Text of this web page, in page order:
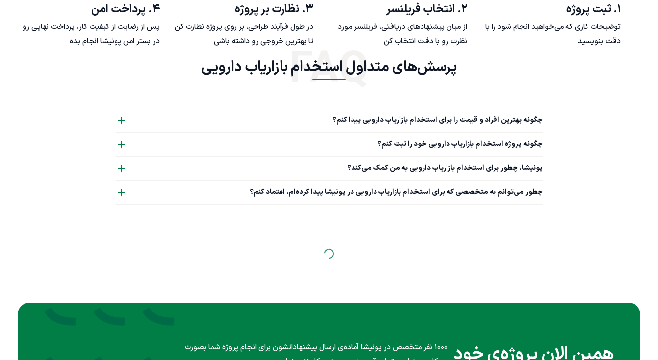
۱. ثبت پروژه
توضیحات کاری که می‌خواهید انجام شود را با
دقت بنویسید
۲. انتخاب فریلنسر
از میان پیشنهادهای دریافتی، فریلنسر مورد
نظرت رو با دقت انتخاب کن
۳. نظارت بر پروژه
در طول فرآیند طراحی، بر روی پروژه نظارت کن
تا بهترین خروجی رو داشته باشی
۴. پرداخت امن
پس از رضایت از کیفیت کار، پرداخت نهایی رو
در بستر امن پونیشا انجام بده
پرسش‌های متداول استخدام بازاریاب دارویی FAQ
چگونه بهترین افراد و قیمت را برای استخدام بازاریاب دارویی پیدا کنم؟
چگونه پروژه استخدام بازاریاب دارویی خود را ثبت کنم؟
پونیشا، چطور برای استخدام بازاریاب دارویی به من کمک می‌کند؟
چطور می‌توانم به متخصصی که برای استخدام بازاریاب دارویی در پونیشا پیدا کرده‌ام، اعتماد کنم؟
همین الان پروژه‌ی خود
۱۰۰۰ نفر متخصص در پونیشا آماده‌ی ارسال پیشنهاداتشون برای انجام پروژه شما بصورت